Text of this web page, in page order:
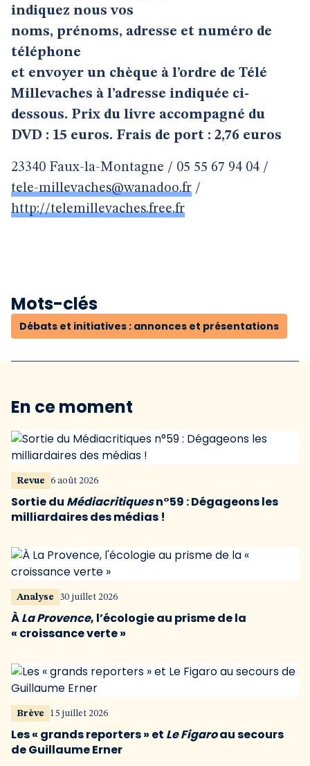
indiquez nous vos
noms, prénoms, adresse et numéro de
téléphone
et envoyer un chèque à l’ordre de Télé
Millevaches à l’adresse indiquée ci-
dessous. Prix du livre accompagné du
DVD : 15 euros. Frais de port : 2,76 euros
23340 Faux-la-Montagne / 05 55 67 94 04 /
tele-millevaches@wanadoo.fr /
http://telemillevaches.free.fr
Mots-clés
Débats et initiatives : annonces et présentations
En ce moment
Revue 6 août 2026
Sortie du Médiacritiquesn°59 : Dégageons les
milliardaires des médias !
Analyse 30 juillet 2026
ÀLa Provence, l’écologie au prisme de la
« croissance verte »
Brève 15 juillet 2026
Les « grands reporters » et Le Figaroau secours
de Guillaume Erner